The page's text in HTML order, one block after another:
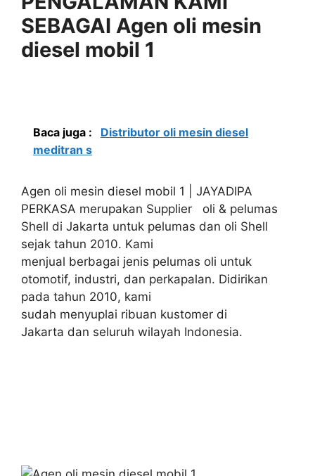
SEBAGAI Agen oli mesin
diesel mobil 1
Baca juga :
Distributor oli mesin diesel
meditran s
Agen oli mesin diesel mobil 1 | JAYADIPA
PERKASA merupakan Supplier oli & pelumas
Shell di Jakarta untuk pelumas dan oli Shell
sejak tahun 2010. Kami
menjual berbagai jenis pelumas oli untuk
otomotif, industri, dan perkapalan. Didirikan
pada tahun 2010, kami
sudah menyuplai ribuan kustomer di
Jakarta dan seluruh wilayah Indonesia.